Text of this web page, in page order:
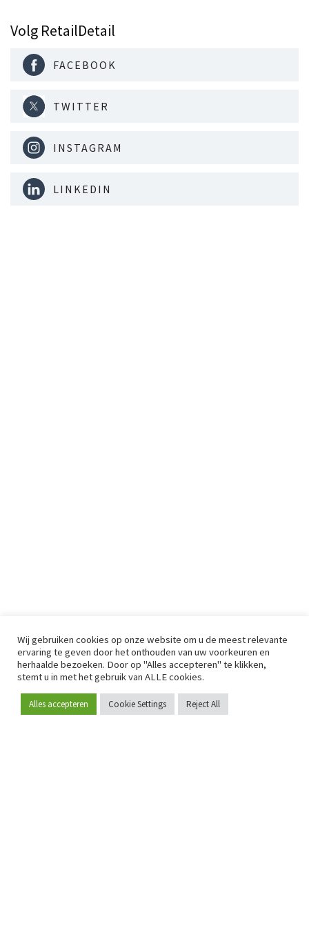
Word lid
Volg RetailDetail
FACEBOOK
TWITTER
INSTAGRAM
LINKEDIN
Wij gebruiken cookies op onze website om u de meest relevante
ervaring te geven door het onthouden van uw voorkeuren en
herhaalde bezoeken. Door op "Alles accepteren" te klikken,
stemt u in met het gebruik van ALLE cookies.
Alles accepteren Cookie Settings Reject All